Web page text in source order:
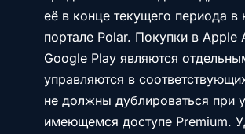
её в конце текущего периода в
портале Polar. Покупки в Apple
Google Play являются
управляются в
не должны дублироваться при
имеющемся доступе Premium.